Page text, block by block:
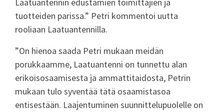
Laatuantennin edustamien toimittajien ja
tuotteiden parissa.” Petri kommentoi uutta
rooliaan Laatuantennilla.
”On hienoa saada Petri mukaan meidän
porukkaamme, Laatuantenni on tunnettu alan
erikoisosaamisesta ja ammattitaidosta, Petrin
mukaan tulo syventää tätä osaamistasoa
entisestään. Laajentuminen suunnittelupuolelle on